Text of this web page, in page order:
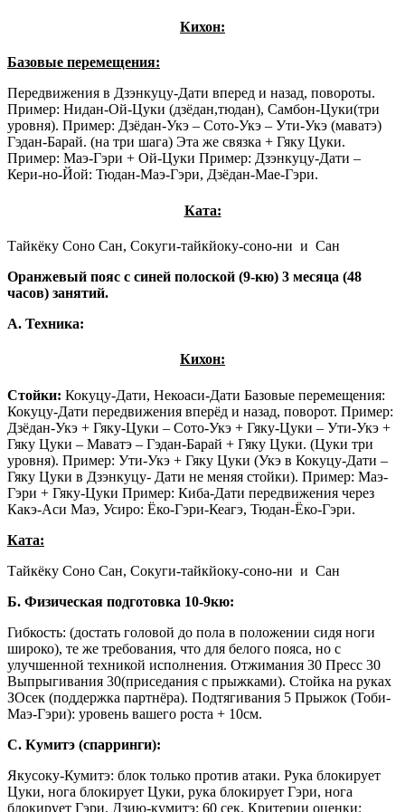
Кихон:
Базовые перемещения:
Передвижения в Дзэнкуцу-Дати вперед и назад, повороты.
Пример: Нидан-Ой-Цуки (дзёдан,тюдан), Самбон-Цуки(три
уровня). Пример: Дзёдан-Укэ – Сото-Укэ – Ути-Укэ (маватэ)
Гэдан-Барай. (на три шага) Эта же связка + Гяку Цуки.
Пример: Маэ-Гэри + Ой-Цуки Пример: Дзэнкуцу-Дати –
Кери-но-Йой: Тюдан-Маэ-Гэри, Дзёдан-Мае-Гэри.
Ката:
Тайкёку Соно Сан, Сокуги-тайкйоку-соно-ни и Сан
Оранжевый пояс с синей полоской (9-кю) 3 месяца (48
часов) занятий.
А. Техника:
Кихон:
Стойки: Кокуцу-Дати, Некоаси-Дати Базовые перемещения:
Кокуцу-Дати передвижения вперёд и назад, поворот. Пример:
Дзёдан-Укэ + Гяку-Цуки – Сото-Укэ + Гяку-Цуки – Ути-Укэ +
Гяку Цуки – Маватэ – Гэдан-Барай + Гяку Цуки. (Цуки три
уровня). Пример: Ути-Укэ + Гяку Цуки (Укэ в Кокуцу-Дати –
Гяку Цуки в Дзэнкуцу- Дати не меняя стойки). Пример: Маэ-
Гэри + Гяку-Цуки Пример: Киба-Дати передвижения через
Какэ-Аси Маэ, Усиро: Ёко-Гэри-Кеагэ, Тюдан-Ёко-Гэри.
Ката:
Тайкёку Соно Сан, Сокуги-тайкйоку-соно-ни и Сан
Б. Физическая подготовка 10-9кю:
Гибкость: (достать головой до пола в положении сидя ноги
широко), те же требования, что для белого пояса, но с
улучшенной техникой исполнения. Отжимания 30 Пресс 30
Выпрыгивания 30(приседания с прыжками). Стойка на руках
ЗОсек (поддержка партнёра). Подтягивания 5 Прыжок (Тоби-
Маэ-Гэри): уровень вашего роста + 10см.
С. Кумитэ (спарринги):
Якусоку-Кумитэ: блок только против атаки. Рука блокирует
Цуки, нога блокирует Цуки, рука блокирует Гэри, нога
блокирует Гэри. Дзию-кумитэ: 60 сек. Критерии оценки: